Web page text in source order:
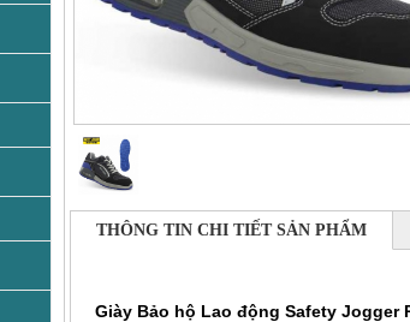
THÔNG TIN CHI TIẾT SẢN PHẨM
Giày Bảo hộ Lao động Safety Jogger